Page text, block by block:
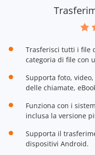
Trasferisci tutti i file
categoria di file con
Supporta foto,
delle chiamate,
Funziona con i
inclusa la versione
Supporta il
dispositivi Android.